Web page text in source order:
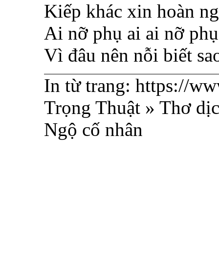
Kiếp khác xin hoàn
Ai nỡ phụ ai ai nỡ
Vì đâu nên nỗi biết
In từ trang: https://
Trọng Thuật » Thơ
Ngộ cố nhân